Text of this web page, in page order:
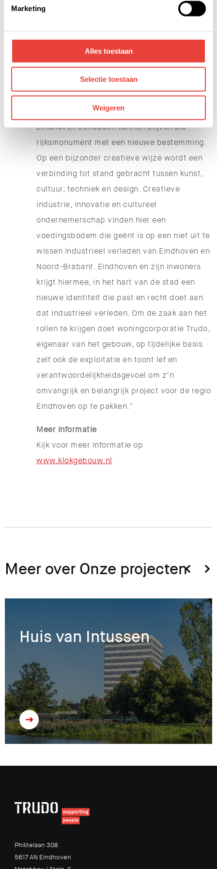
kunnen ontvangen en verwerken. Bekijk hiervoor de
details pagina.
Marketing
Alles toestaan
Selectie toestaan
Weigeren
projecten genomineerd; de Heilige Hart Kerk
heeswijk dinther en het Klokgebouw.
Het Klokgebouw Juryrapport:
"Het Klokgebouw in Eindhoven laat op
overtuigende wijze zien hoe de restanten van
het eens zo imposante verleden van Philips in
Eindhoven behouden kunnen blijven als
rijksmonument met een nieuwe bestemming.
Op een bijzonder creatieve wijze wordt een
verbinding tot stand gebracht tussen kunst,
cultuur, techniek en design. Creatieve
industrie, innovatie en cultureel
ondernemerschap vinden hier een
voedingsbodem die geënt is op een niet uit te
wissen industrieel verleden van Eindhoven en
Noord-Brabant. Eindhoven en zijn inwoners
krijgt hiermee, in het hart van de stad een
nieuwe identiteit die past en recht doet aan
dat industrieel verleden. Om de zaak aan het
rollen te krijgen doet woningcorporatie Trudo,
eigenaar van het gebouw, op tijdelijke basis
zelf ook de exploitatie en toont lef en
verantwoordelijkheidsgevoel om z’n
omvangrijk en belangrijk project voor de regio
Eindhoven op te pakken."
Meer informatie
Kijk voor meer informatie op
www.klokgebouw.nl
Meer over Onze projecten
Huis van Intussen
Philitelaan 308
5617 AN Eindhoven